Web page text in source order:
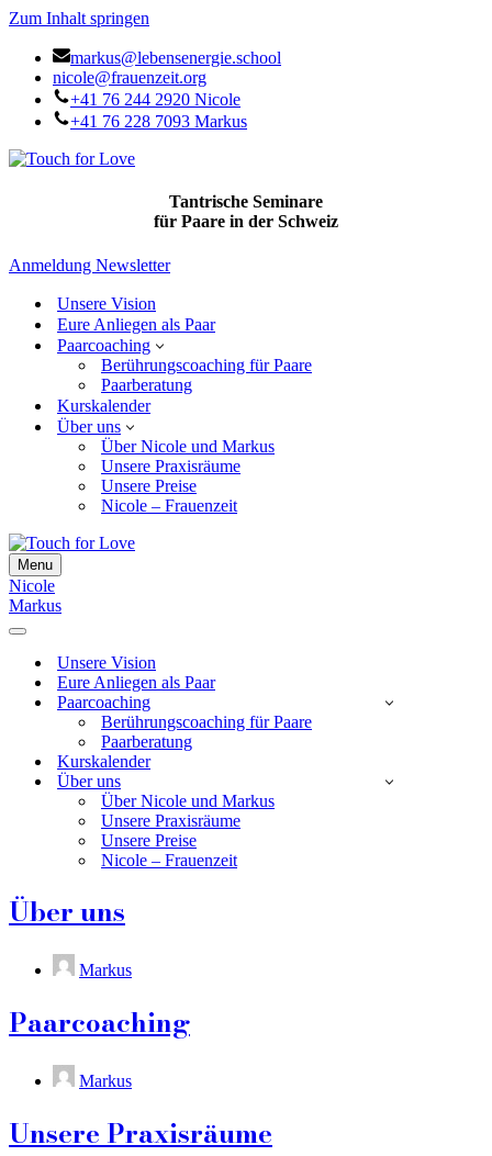
Zum Inhalt springen
markus@lebensenergie.school
nicole@frauenzeit.org
+41 76 244 2920 Nicole
+41 76 228 7093 Markus
Tantrische Seminare
für Paare in der Schweiz
Anmeldung Newsletter
Unsere Vision
Eure Anliegen als Paar
Paarcoaching
Berührungscoaching für Paare
Paarberatung
Kurskalender
Über uns
Über Nicole und Markus
Unsere Praxisräume
Unsere Preise
Nicole – Frauenzeit
Menu
Navigationsmenü
Nicole
Markus
Navigationsmenü
Unsere Vision
Eure Anliegen als Paar
Paarcoaching
Berührungscoaching für Paare
Paarberatung
Kurskalender
Über uns
Über Nicole und Markus
Unsere Praxisräume
Unsere Preise
Nicole – Frauenzeit
Über uns
Markus
Paarcoaching
Markus
Unsere Praxisräume